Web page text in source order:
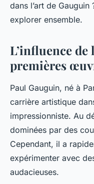
dans l’art de Gauguin
explorer ensemble.
L’influence de
premières
Paul Gauguin, né à
carrière artistique
impressionniste. Au
dominées par des
Cependant, il a
expérimenter avec
audacieuses.